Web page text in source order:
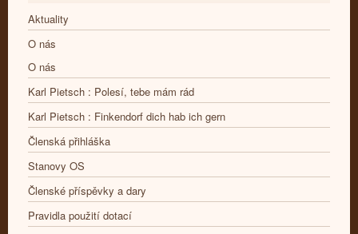
Aktuality
O nás
O nás
Karl Pietsch : Polesí, tebe mám rád
Karl Pietsch : Finkendorf dich hab ich gern
Členská přihláška
Stanovy OS
Členské příspěvky a dary
Pravidla použití dotací